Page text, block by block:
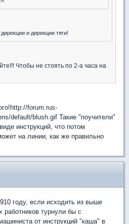
и дирекции тяги!
Чтобы не стоять по 2-а часа на
forum.rus-
default/blush.gif Такие "поучители"
инструкций, что потом
на линии, как же правильно
году, если исходить из выше
работников турнули бы с
от инструкций "каша" в